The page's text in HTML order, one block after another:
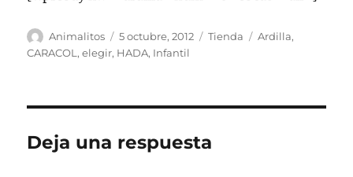
Autor
Animalitos
Publicado
el
5 octubre, 2012 Categorías
Tienda Etiquetas
Ardilla,
CARACOL ,elegir, HADA, Infantil
Deja una respuesta